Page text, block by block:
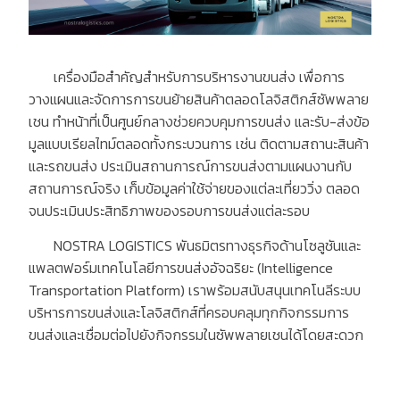
เครื่องมือสำคัญสำหรับการบริหารงานขนส่ง เพื่อการ
วางแผนและจัดการการขนย้ายสินค้าตลอดโลจิสติกส์ซัพพลาย
เชน ทำหน้าที่เป็นศูนย์กลางช่วยควบคุมการขนส่ง และรับ-ส่งข้อ
มูลแบบเรียลไทม์ตลอดทั้งกระบวนการ เช่น ติดตามสถานะสินค้า
และรถขนส่ง ประเมินสถานการณ์การขนส่งตามแผนงานกับ
สถานการณ์จริง เก็บข้อมูลค่าใช้จ่ายของแต่ละเที่ยววิ่ง ตลอด
จนประเมินประสิทธิภาพของรอบการขนส่งแต่ละรอบ
NOSTRA LOGISTICS พันธมิตรทางธุรกิจด้านโซลูชันและ
แพลตฟอร์มเทคโนโลยีการขนส่งอัจฉริยะ (Intelligence
Transportation Platform) เราพร้อมสนับสนุนเทคโนลีระบบ
บริหารการขนส่งและโลจิสติกส์ที่ครอบคลุมทุกกิจกรรมการ
ขนส่งและเชื่อมต่อไปยังกิจกรรมในซัพพลายเชนได้โดยสะดวก